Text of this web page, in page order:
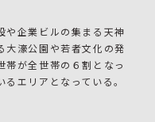
や企業ビルの集まる天神
大濠公園や若者文化の発
が全世帯の６割となっ
エリアとなっている。